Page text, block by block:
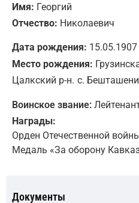
Имя: Георгий
Отчество: Николаевич
Дата рождения: 15.05.1907
Место рождения:
Цалкский р-н. с. Бешташени
Воинское звание:
Награды:
Орден Отечественной
Медаль «За оборону
Документы